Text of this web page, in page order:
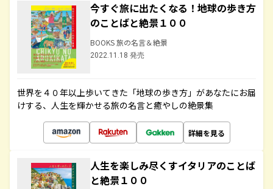
今すぐ旅に出たくなる！地球の歩き方
のことばと絶景１００
BOOKS 旅の名言＆絶景
2022.11.18 発売
世界を４０年以上歩いてきた「地球の歩き方」があなたにお届
けする、人生を輝かせる旅の名言と癒やしの絶景集
詳細を見る
人生を楽しみ尽くすイタリアのことば
と絶景１００